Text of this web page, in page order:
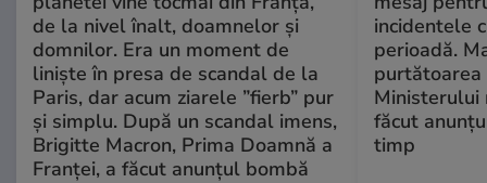
de la nivel înalt, doamnelor și
domnilor. Era un moment de
liniște în presa de scandal de la
Paris, dar acum ziarele ”fierb” pur
și simplu. După un scandal imens,
Brigitte Macron, Prima Doamnă a
Franței, a făcut anunțul bombă
incidentele
perioadă.
purtătoarea
Ministerului
făcut
timp